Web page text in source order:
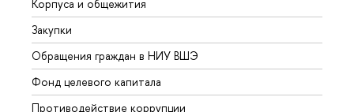
Корпуса и общежития
Закупки
Обращения граждан в НИУ ВШЭ
Фонд целевого капитала
Противодействие коррупции